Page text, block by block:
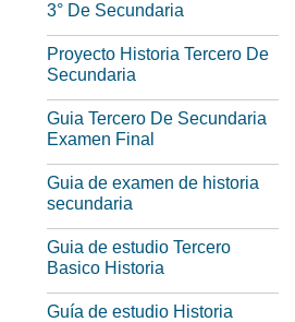
3° De Secundaria
Proyecto Historia Tercero De
Secundaria
Guia Tercero De Secundaria
Examen Final
Guia de examen de historia
secundaria
Guia de estudio Tercero
Basico Historia
Guía de estudio Historia